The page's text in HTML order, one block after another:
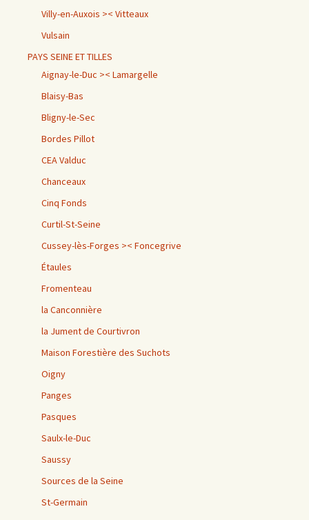
Villy-en-Auxois >< Vitteaux
Vulsain
PAYS SEINE ET TILLES
Aignay-le-Duc >< Lamargelle
Blaisy-Bas
Bligny-le-Sec
Bordes Pillot
CEA Valduc
Chanceaux
Cinq Fonds
Curtil-St-Seine
Cussey-lès-Forges >< Foncegrive
Étaules
Fromenteau
la Canconnière
la Jument de Courtivron
Maison Forestière des Suchots
Oigny
Panges
Pasques
Saulx-le-Duc
Saussy
Sources de la Seine
St-Germain